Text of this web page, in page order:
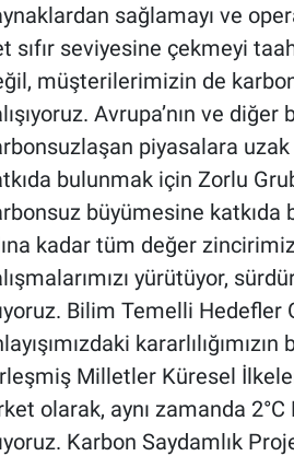
sağlamayı ve
sıfır seviyesine çekmeyi
müşterilerimizin de
Avrupa’nın ve
piyasalara
bulunmak için Zorlu
büyümesine katkıda
kadar tüm değer
yürütüyor,
Bilim Temelli Hedefler
Milletler Küresel
olarak, aynı zamanda 2°C
Karbon Saydamlık